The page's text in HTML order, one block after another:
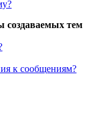
создаваемых тем
к сообщениям?